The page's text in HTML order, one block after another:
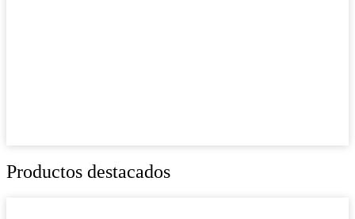
Productos destacados